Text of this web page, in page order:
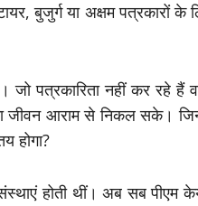
बुजुर्ग या अक्षम पत्रकारों के
जो पत्रकारिता नहीं कर रहे
जीवन आराम से निकल सके।
होगा?
होती थीं। अब सब पीएम